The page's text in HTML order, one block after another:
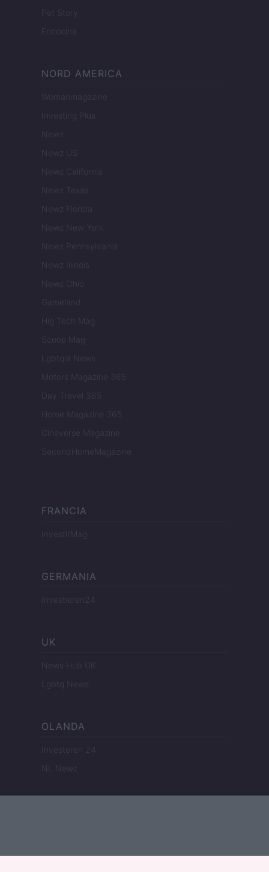
Pet Story
Encocina
NORD AMERICA
Womanmagazine
Investing Plus
Newz
Newz US
Newz California
Newz Texas
Newz Florida
Newz New York
Newz Pennsylvania
Newz Illinois
Newz Ohio
Gameland
Hig Tech Mag
Scoop Mag
Lgbtqia News
Motors Magazine 365
Day Travel 365
Home Magazine 365
Cineverse Magazine
SecondHomeMagazine
FRANCIA
InvestirMag
GERMANIA
Investieren24
UK
News Hub UK
Lgbtq News
OLANDA
Investeren 24
NL Newz